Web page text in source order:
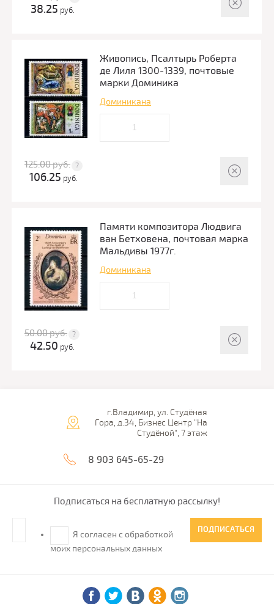
38.25 руб.
Живопись, Псалтырь Роберта
де Лиля 1300-1339, почтовые
марки Доминика
Доминикана
125.00руб.
106.25 руб.
Памяти композитора Людвига
ван Бетховена, почтовая марка
Мальдивы 1977г.
Доминикана
50.00руб.
42.50 руб.
г.Владимир, ул. Студёная
Гора, д.34, Бизнес Центр "На
Студёной", 7 этаж
8 903 645-65-29
Подписаться на бесплатную рассылку!
Я согласен с обработкой
моих персональных данных
ПОДПИСАТЬСЯ